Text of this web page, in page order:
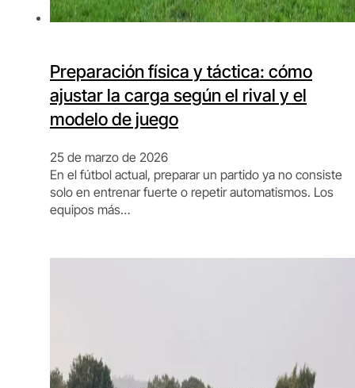
Preparación física y táctica: cómo
ajustar la carga según el rival y el
modelo de juego
25 de marzo de 2026
En el fútbol actual, preparar un partido ya no consiste
solo en entrenar fuerte o repetir automatismos. Los
equipos más…